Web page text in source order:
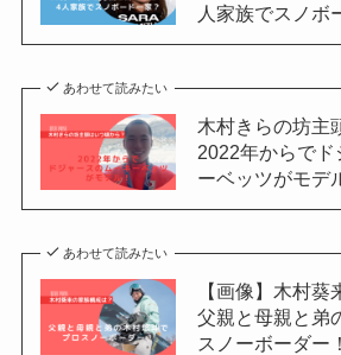
人家族でスノボ
あわせて読みたい
木村きらの坊主
2022年からでド
ーベッツがモデ
あわせて読みたい
【画像】木村葵
父親と母親と弟
スノーボーダー！